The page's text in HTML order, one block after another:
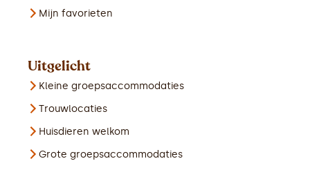
Mijn favorieten
Uitgelicht
Kleine groepsaccommodaties
Trouwlocaties
Huisdieren welkom
Grote groepsaccommodaties